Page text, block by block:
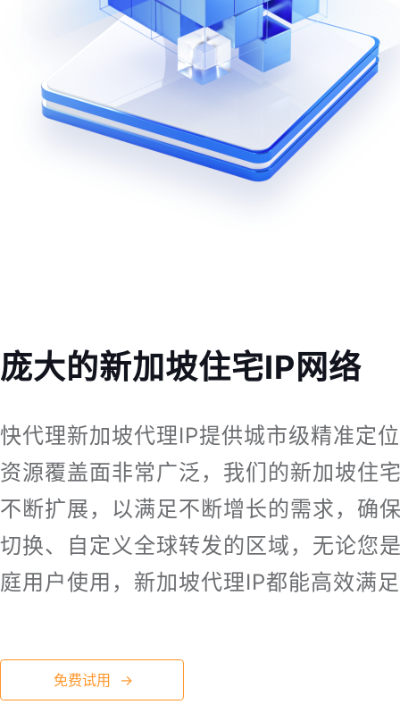
庞大的新加坡住宅IP网络
快代理新加坡代理IP提供城市级精准定
资源覆盖面非常广泛，我们的新加坡住
不断扩展，以满足不断增长的需求，确
切换、自定义全球转发的区域，无论您
庭用户使用，新加坡代理IP都能高效满
免费试用